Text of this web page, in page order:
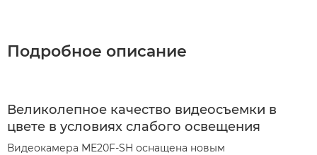
Подробное описание
Великолепное качество видеосъемки в
цвете в условиях слабого освещения
Видеокамера ME20F-SH оснащена новым